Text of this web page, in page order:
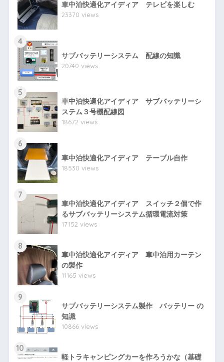
車中泊快適化アイディア テレビを楽しむ
23370 views
4
サブバッテリーシステム 配線の知識
20740 views
5
車中泊快適化アイディア サブバッテリーシ
ステム３号機配線図
18672 views
6
車中泊快適化アイディア テーブル自作
18530 views
7
車中泊快適化アイディア スイッチ２個で作
るサブバッテリーシステム循環電流対策
17152 views
8
車中泊快適化アイディア 車中泊用カーテン
の製作
11165 views
9
サブバッテリーシステム製作 バッテリー の
知識
10866 views
10
軽トラキャンピングカーを作ろうかな（基礎